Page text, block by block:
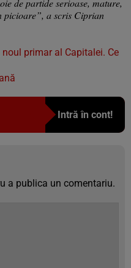
de partide serioase, mature,
picioare”, a scris Ciprian
noul primar al Capitalei. Ce
Intră în cont!
a publica un comentariu.